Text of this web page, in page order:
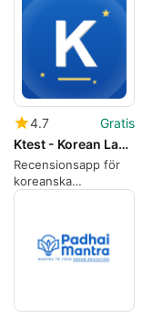
4.7
Gratis
Ktest - Korean Language Exam
Recensionsapp för
koreanska
språktestet